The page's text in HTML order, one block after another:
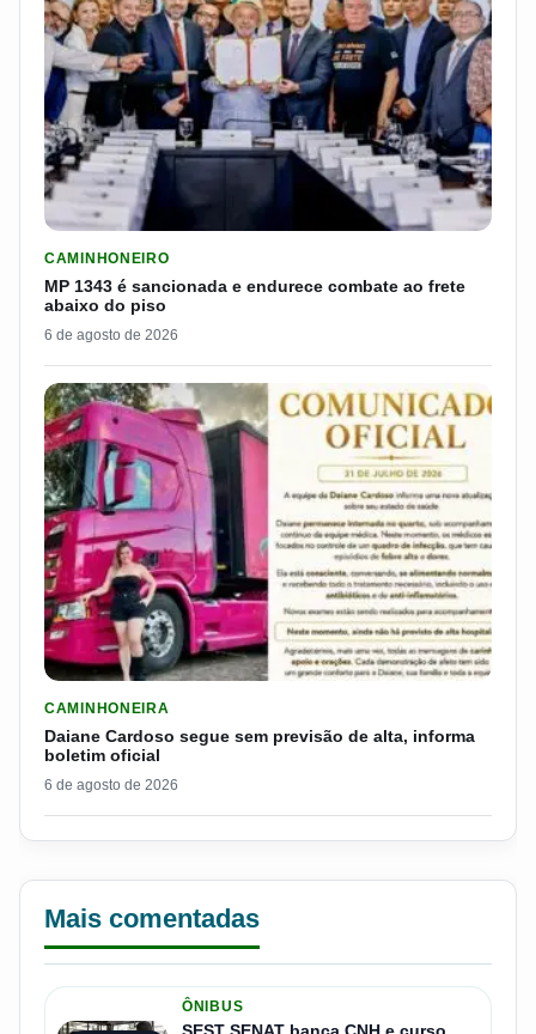
CAMINHONEIRO
MP 1343 é sancionada e endurece combate ao frete
abaixo do piso
6 de agosto de 2026
CAMINHONEIRA
Daiane Cardoso segue sem previsão de alta, informa
boletim oficial
6 de agosto de 2026
Mais comentadas
ÔNIBUS